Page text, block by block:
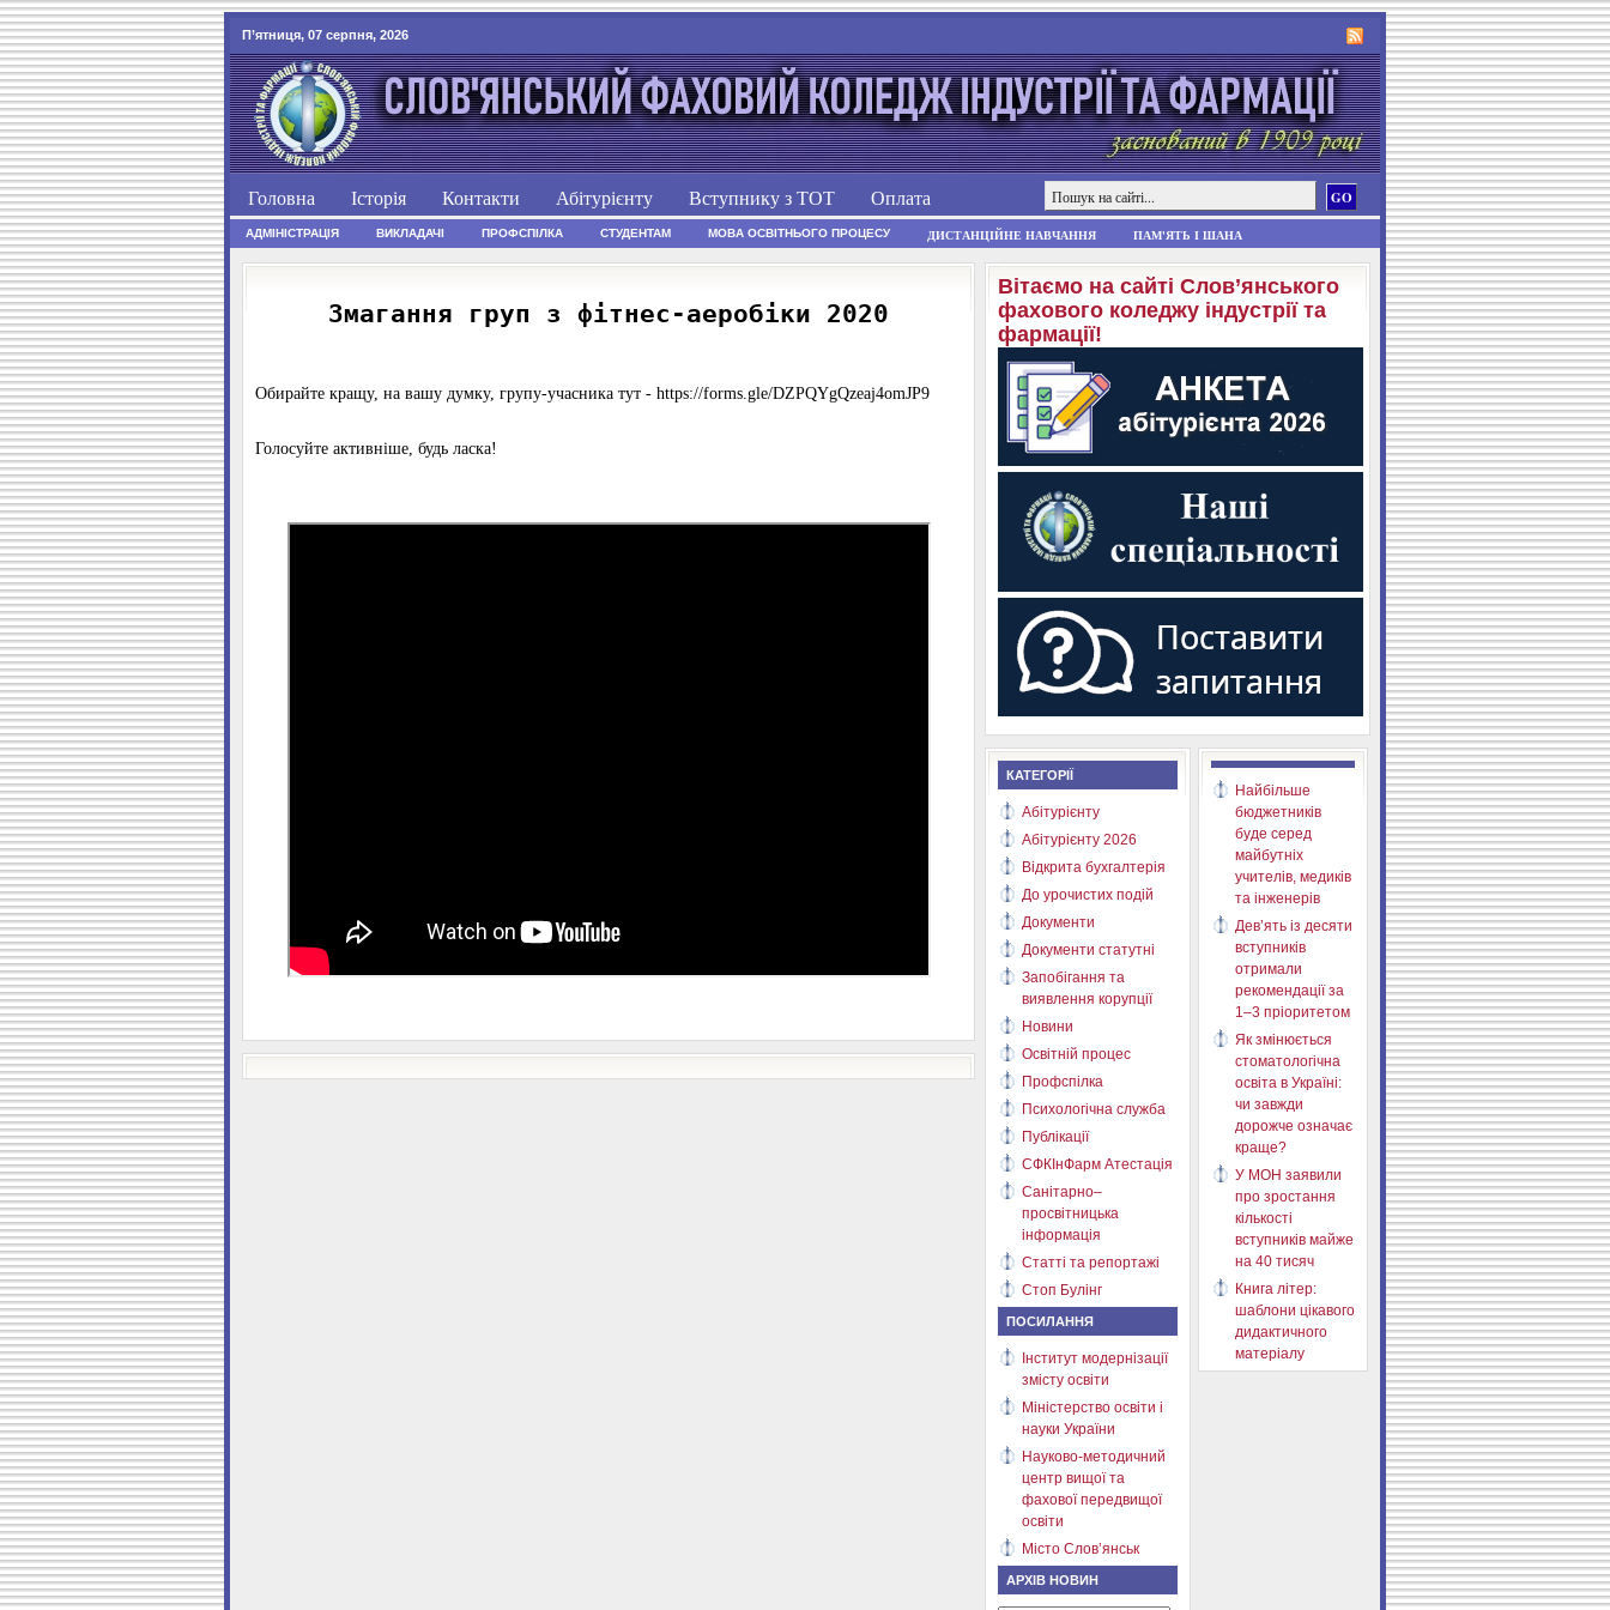
П’ятниця, 07 серпня, 2026
Головна Історія Контакти Абітурієнту Вступнику з ТОТ Оплата
АДМІНІСТРАЦІЯ ВИКЛАДАЧІ ПРОФСПІЛКА СТУДЕНТАМ МОВА ОСВІТНЬОГО ПРОЦЕСУ ДИСТАНЦІЙНЕ НАВЧАННЯ ПАМ'ЯТЬ І ШАНА
Змагання груп з фітнес-аеробіки 2020
Обирайте кращу, на вашу думку, групу-учасника тут - https://forms.gle/DZPQYgQzeaj4omJP9
Голосуйте активніше, будь ласка!
Вітаємо на сайті Слов’янського
фахового коледжу індустрії та
фармації!
КАТЕГОРІЇ
Абітурієнту
Абітурієнту 2026
Відкрита бухгалтерія
До урочистих подій
Документи
Документи статутні
Запобігання та
виявлення корупції
Новини
Освітній процес
Профспілка
Психологічна служба
Публікації
СФКІнФарм Атестація
Санітарно–
просвітницька
інформація
Статті та репортажі
Стоп Булінг
ПОСИЛАННЯ
Інститут модернізації
змісту освіти
Міністерство освіти і
науки України
Науково-методичний
центр вищої та
фахової передвищої
освіти
Місто Слов’янськ
АРХІВ НОВИН
Найбільше
бюджетників
буде серед
майбутніх
учителів, медиків
та інженерів
Дев’ять із десяти
вступників
отримали
рекомендації за
1–3 пріоритетом
Як змінюється
стоматологічна
освіта в Україні:
чи завжди
дорожче означає
краще?
У МОН заявили
про зростання
кількості
вступників майже
на 40 тисяч
Книга літер:
шаблони цікавого
дидактичного
матеріалу